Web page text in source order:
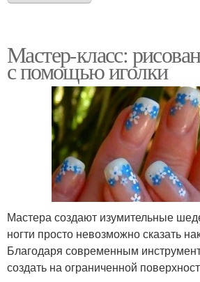
Мастер-класс:
с помощью иголки
Мастера создают изумительные
ногти просто невозможно сказать
Благодаря современным
создать на ограниченной